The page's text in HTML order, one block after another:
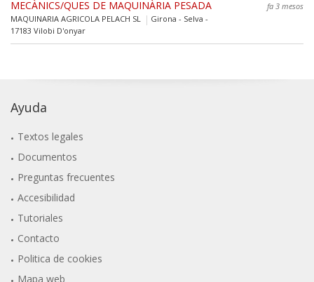
MECÀNICS/QUES DE MAQUINÀRIA PESADA
fa 3 mesos
MAQUINARIA AGRICOLA PELACH SL
Girona - Selva -
17183 Vilobi D'onyar
Ayuda
Textos legales
Documentos
Preguntas frecuentes
Accesibilidad
Tutoriales
Contacto
Politica de cookies
Mapa web